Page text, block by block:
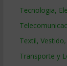
Tecnologia,
Textil,
Transporte y